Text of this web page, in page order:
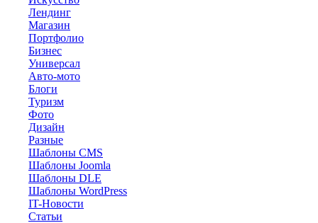
Лендинг
Магазин
Портфолио
Бизнес
Универсал
Авто-мото
Блоги
Туризм
Фото
Дизайн
Разные
Шаблоны CMS
Шаблоны Joomla
Шаблоны DLE
Шаблоны WordPress
IT-Новости
Статьи